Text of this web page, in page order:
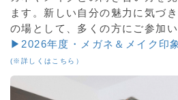
ます。新しい自分の魅力に気づ
の場として、多くの方にご参加
▶2026年度・メガネ＆メイク印
(※詳しくはこちら）